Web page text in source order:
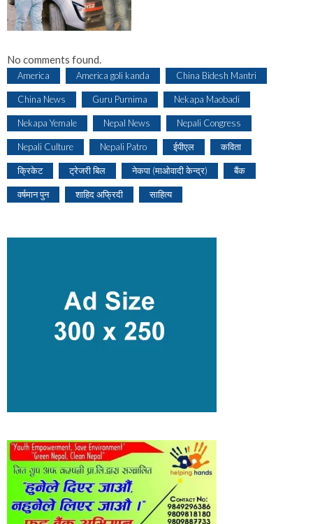
No comments found.
America America goli kanda China Bidesh Mantri
China News Guru Purnima Nekapa Maobadi
Nekapa Yemale Nepal News Nepali Congress
Nepali Culture Nepali Patro ईपीएल कविता
क्रिकेट ट्रेजरी बिल नेकपा (माओवादी केन्द्र) बैंक
वर्षमान पुन शाहिद अफ्रिदी साहित्य